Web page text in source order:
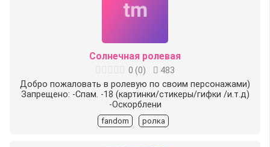
Солнечная ролевая
0 (0)
483
Добро пожаловать в ролевую по своим персонажами)
Запрещено: -Спам. -18 (картинки/стикеры/гифки /и.т.д)
-Оскорблени
fandom ролка